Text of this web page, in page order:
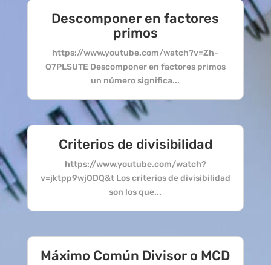
Descomponer en factores
primos
https://www.youtube.com/watch?v=Zh-
Q7PLSUTE Descomponer en factores primos
un número significa...
Criterios de divisibilidad
https://www.youtube.com/watch?
v=jktpp9wjODQ&t Los criterios de divisibilidad
son los que...
Máximo Común Divisor o MCD